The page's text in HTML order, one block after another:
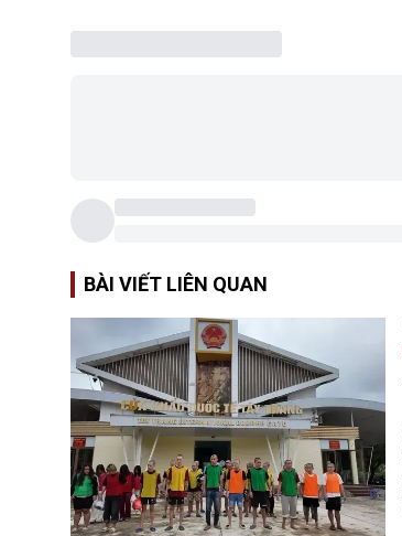
BÀI VIẾT LIÊN QUAN